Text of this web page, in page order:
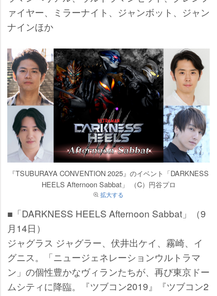
ァイヤー、ミラーナイト、ジャンボット、ジャン
ナインほか
『TSUBURAYA CONVENTION 2025』のイベント「DARKNESS
HEELS Afternoon Sabbat」 （C）円谷プロ
拡大する
■「DARKNESS HEELS Afternoon Sabbat」（9
月14日）
ジャグラス ジャグラー、伏井出ケイ、霧崎、イ
グニス。「ニュージェネレーションウルトラマ
ン」の個性豊かなヴィランたちが、再び東京ドー
ムシティに降臨。『ツブコン2019』『ツブコン2